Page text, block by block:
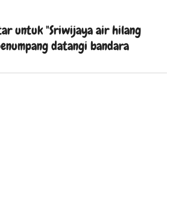
untuk "Sriwijaya air hilang
datangi bandara